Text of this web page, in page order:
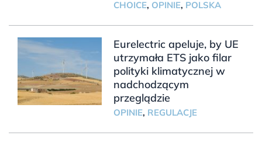
CHOICE, OPINIE, POLSKA
Eurelectric apeluje, by UE
utrzymała ETS jako filar
polityki klimatycznej w
nadchodzącym
przeglądzie
OPINIE, REGULACJE